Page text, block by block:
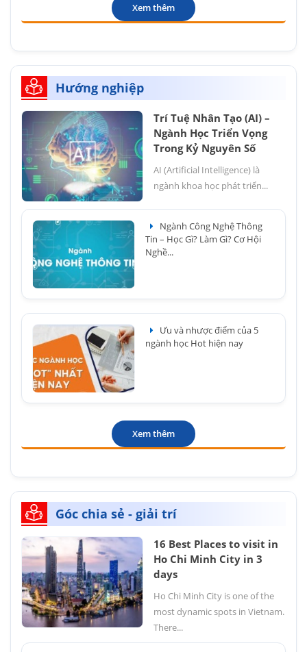
Xem thêm
Hướng nghiệp
Trí Tuệ Nhân Tạo (AI) –
Ngành Học Triển Vọng
Trong Kỷ Nguyên Số
AI (Artificial Intelligence) là
ngành khoa học phát triển...
Ngành Công Nghệ Thông
Tin – Học Gì? Làm Gì? Cơ Hội
Nghề...
Ưu và nhược điểm của 5
ngành học Hot hiện nay
Xem thêm
Góc chia sẻ - giải trí
16 Best Places to visit in
Ho Chi Minh City in 3
days
Ho Chi Minh City is one of the
most dynamic spots in Vietnam.
There...